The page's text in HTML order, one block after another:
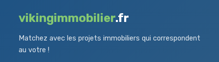
vikingimmobilier.fr
Matchez avec les projets immobiliers qui correspondent
au votre !